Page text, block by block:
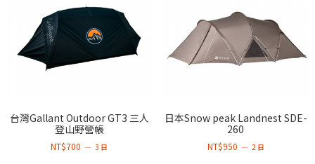
台灣Gallant Outdoor GT3 三人
登山野營帳
NT$700 3 日
日本Snow peak Landnest SDE-
260
NT$950 2 日